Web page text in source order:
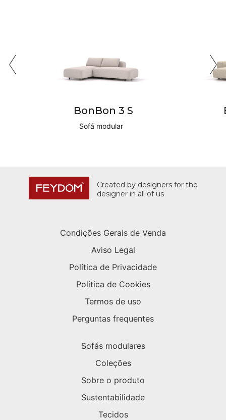
BonBon 3 S
Sofá modular
Created by designers for the
designer in all of us
Condições Gerais de Venda
Aviso Legal
Política de Privacidade
Política de Cookies
Termos de uso
Perguntas frequentes
Sofás modulares
Coleções
Sobre o produto
Sustentabilidade
Tecidos